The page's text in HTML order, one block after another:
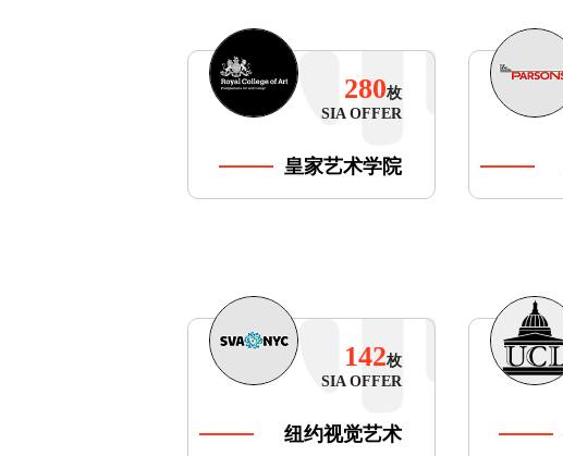
280枚
SIA OFFER
皇家艺术学院
142枚
SIA OFFER
纽约视觉艺术